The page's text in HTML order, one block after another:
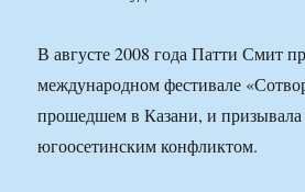
В августе 2008 года Патти Смит
международном фестивале
прошедшем в Казани, и призывала
югоосетинским конфликтом.